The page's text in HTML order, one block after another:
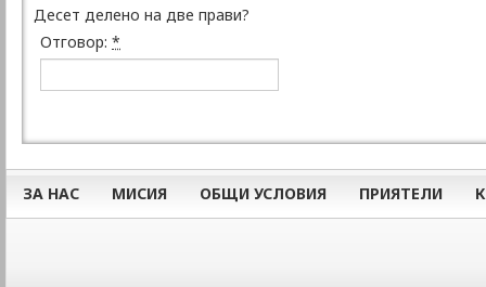
Десет делено на две прави?
Отговор: *
ЗА НАС МИСИЯ ОБЩИ УСЛОВИЯ ПРИЯТЕЛИ